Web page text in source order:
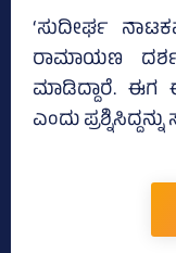
‘ಸುದೀರ್ಘ
ರಾಮಾಯಣ
ಮಾಡಿದ್ದಾರೆ.
ಎಂದು